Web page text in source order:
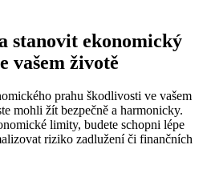
stanovit ekonomický
vašem životě
prahu škodlivosti ve vašem
mohli žít bezpečně a harmonicky.
limity, budete schopni lépe
riziko zadlužení či finančních